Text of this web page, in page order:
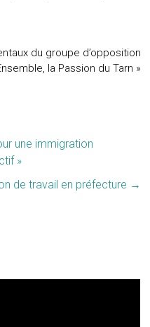
du groupe d’opposition
la Passion du Tarn »
une immigration
»
de travail en préfecture →